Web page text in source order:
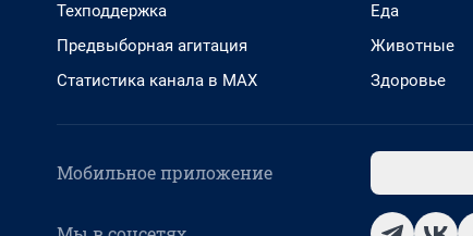
Техподдержка
Предвыборная агитация
Статистика канала в MAX
Еда
Животные
Здоровье
Мобильное приложение